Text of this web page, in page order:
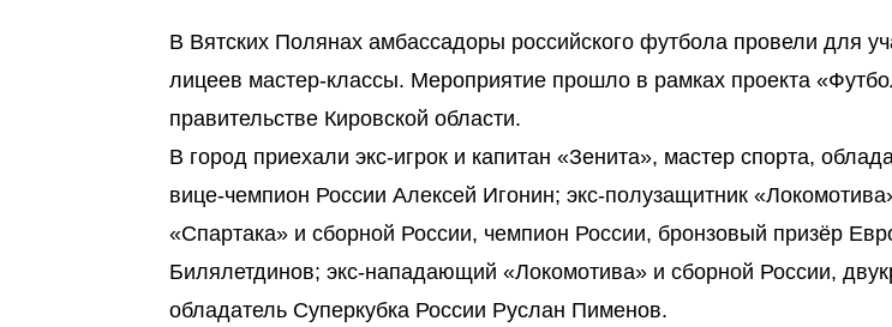
В Вятских Полянах амбассадоры российского футбола провели для
лицеев мастер-классы. Мероприятие прошло в рамках проекта
правительстве Кировской области.
В город приехали экс-игрок и капитан «Зенита», мастер спорта,
вице-чемпион России Алексей Игонин; экс-полузащитник
«Спартака» и сборной России, чемпион России, бронзовый призёр
Билялетдинов; экс-нападающий «Локомотива» и сборной России,
обладатель Суперкубка России Руслан Пименов.